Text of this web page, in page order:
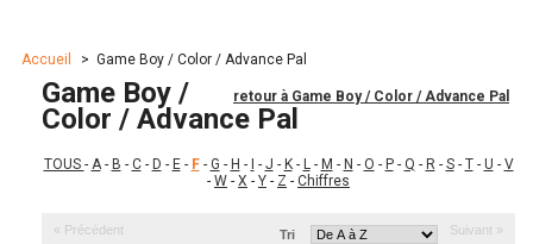
Accueil > Game Boy / Color / Advance Pal
retour à Game Boy / Color / Advance Pal
Game Boy /
Color / Advance Pal
TOUS - A- B - C- D - E- F- G - H - - J - K- L- M - N - O - P- Q - R - S- T- U - V
- W - X - Y - Z - Chiffres
« Précédent Suivant »
Tri